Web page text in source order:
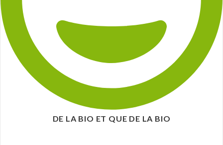
DE LA BIO ET QUE DE LA BIO